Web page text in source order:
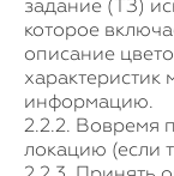
задание (ТЗ)
которое
описание
информацию.
2.2.2. Вовремя
локацию (если